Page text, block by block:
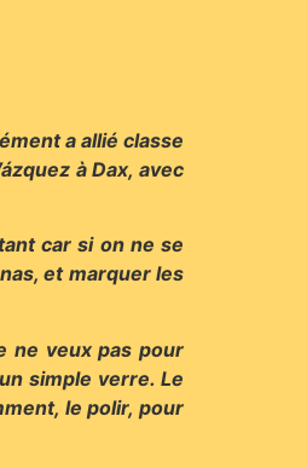
a allié classe
à Dax, avec
car si on ne se
et marquer les
ne veux pas pour
simple verre. Le
le polir, pour